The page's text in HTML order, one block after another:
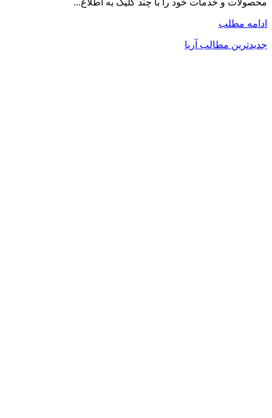
ادامه مطلب
جدیدترین مطالب آریا